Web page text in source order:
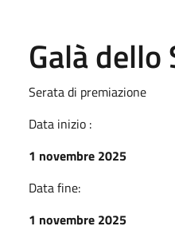
Galà
Serata di premiazione
Data inizio :
1 novembre 2025
Data fine:
1 novembre 2025